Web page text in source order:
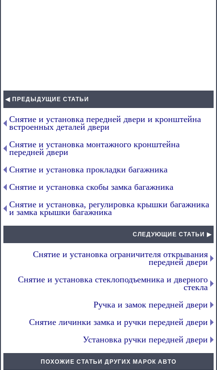
◀ ПРЕДЫДУЩИЕ СТАТЬИ
Снятие и установка передней двери и кронштейна
встроенных деталей двери
Снятие и установка монтажного кронштейна
передней двери
Снятие и установка прокладки багажника
Снятие и установка скобы замка багажника
Снятие и установка, регулировка крышки багажника
и замка крышки багажника
СЛЕДУЮЩИЕ СТАТЬИ ▶
Снятие и установка ограничителя открывания
передней двери
Снятие и установка стеклоподъемника и дверного
стекла
Ручка и замок передней двери
Снятие личинки замка и ручки передней двери
Установка ручки передней двери
ПОХОЖИЕ СТАТЬИ ДРУГИХ МАРОК АВТО